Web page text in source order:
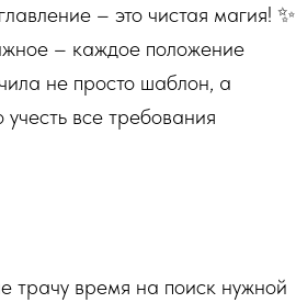
– это чистая магия! ✨
– каждое положение
не просто шаблон, а
все требования
трачу время на поиск нужной